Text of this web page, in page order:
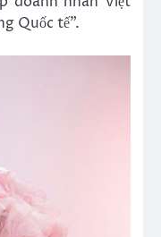
Quốc tế”.